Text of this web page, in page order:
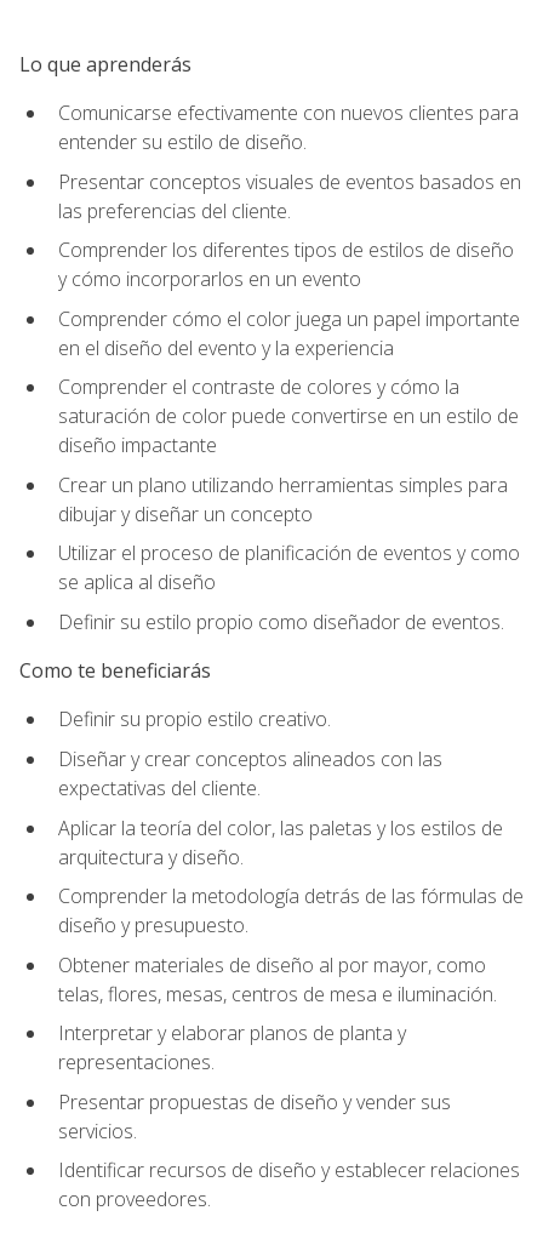
Lo que aprenderás
Comunicarse efectivamente con nuevos clientes para
entender su estilo de diseño.
Presentar conceptos visuales de eventos basados en
las preferencias del cliente.
Comprender los diferentes tipos de estilos de diseño
y cómo incorporarlos en un evento
Comprender cómo el color juega un papel importante
en el diseño del evento y la experiencia
Comprender el contraste de colores y cómo la
saturación de color puede convertirse en un estilo de
diseño impactante
Crear un plano utilizando herramientas simples para
dibujar y diseñar un concepto
Utilizar el proceso de planificación de eventos y como
se aplica al diseño
Definir su estilo propio como diseñador de eventos.
Como te beneficiarás
Definir su propio estilo creativo.
Diseñar y crear conceptos alineados con las
expectativas del cliente.
Aplicar la teoría del color, las paletas y los estilos de
arquitectura y diseño.
Comprender la metodología detrás de las fórmulas de
diseño y presupuesto.
Obtener materiales de diseño al por mayor, como
telas, flores, mesas, centros de mesa e iluminación.
Interpretar y elaborar planos de planta y
representaciones.
Presentar propuestas de diseño y vender sus
servicios.
Identificar recursos de diseño y establecer relaciones
con proveedores.